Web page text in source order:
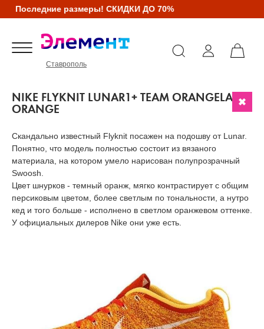
Последние размеры! СКИДКИ ДО 70%
Ставрополь
NIKE FLYKNIT LUNAR1+ TEAM ORANGELASER
ORANGE
Скандально известный Flyknit посажен на подошву от Lunar.
Понятно, что модель полностью состоит из вязаного
материала, на котором умело нарисован полупрозрачный
Swoosh.
Цвет шнурков - темный оранж, мягко контрастирует с общим
персиковым цветом, более светлым по тональности, а нутро
кед и того больше - исполнено в светлом оранжевом оттенке.
У официальных дилеров Nike они уже есть.